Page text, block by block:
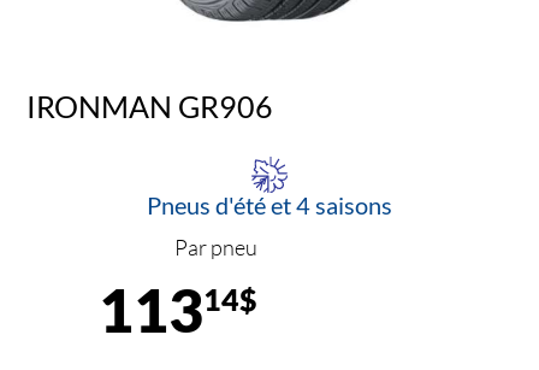
IRONMAN GR906
Pneus d'été et 4 saisons
Par pneu
11314$